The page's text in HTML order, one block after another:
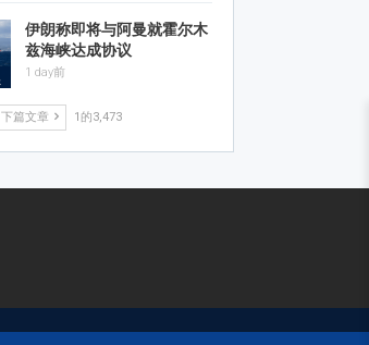
伊朗称即将与阿曼就霍尔木
兹海峡达成协议
1 day前
下篇文章 1的3,473